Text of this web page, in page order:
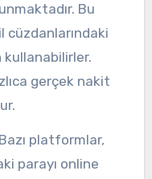
Bu
cüzdanlarındaki
kullanabilirler.
gerçek nakit
parayı online